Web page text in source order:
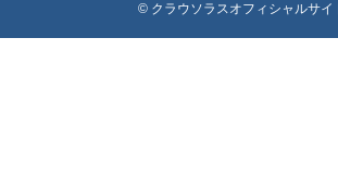
©クラウソラスオフィシャルサイ